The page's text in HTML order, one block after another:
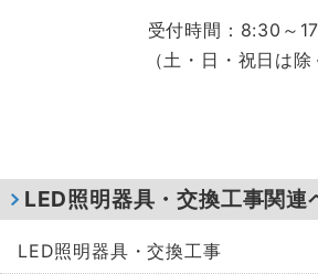
受付時間：8:30～
（土・日・祝日は除
LED照明器具・交換工事関連
LED照明器具・交換工事